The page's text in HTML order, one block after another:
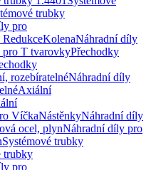
trubky
pro
KolenaNáhradní díly
T tvarovkyPřechodky
rozebíratelnéNáhradní díly
Axiální
VíčkaNástěnkyNáhradní díly
ocel, plynNáhradní díly pro
Systémové trubky
trubky
pro